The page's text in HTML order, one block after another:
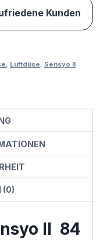
Kunden
, Luftdüse, Sensyo II
(0)
II 84